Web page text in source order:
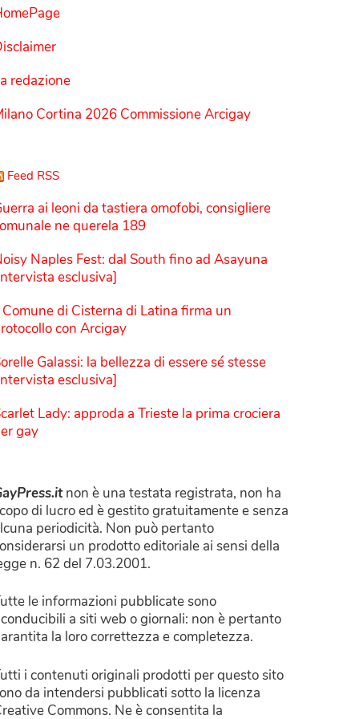
redazione
Cortina 2026 Commissione Arcigay
Feed RSS
ai leoni da tastiera omofobi, consigliere
ne querela 189
Naples Fest: dal South fino ad Asayuna
esclusiva]
Comune di Cisterna di Latina firma un
con Arcigay
Galassi: la bellezza di essere sé stesse
esclusiva]
Lady: approda a Trieste la prima crociera
gay
non è una testata registrata, non ha
di lucro ed è gestito gratuitamente e senza
periodicità. Non può pertanto
un prodotto editoriale ai sensi della
n. 62 del 7.03.2001.
le informazioni pubblicate sono
a siti web o giornali: non è pertanto
la loro correttezza e completezza.
i contenuti originali prodotti per questo sito
da intendersi pubblicati sotto la licenza
Commons. Ne è consentita la